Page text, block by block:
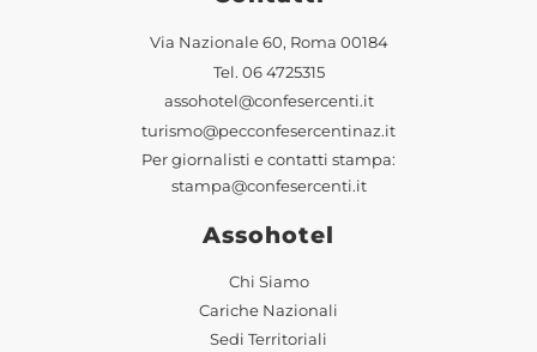
Via Nazionale 60, Roma 00184
Tel. 06 4725315
assohotel@confesercenti.it
turismo@pecconfesercentinaz.it
Per giornalisti e contatti stampa:
stampa@confesercenti.it
Assohotel
Chi Siamo
Cariche Nazionali
Sedi Territoriali